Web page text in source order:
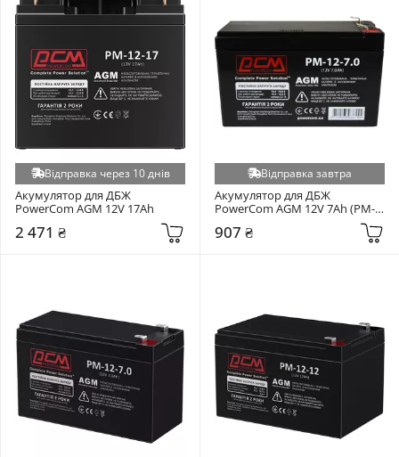
Відправка через 10 днів
Акумулятор для ДБЖ
PowerCom AGM 12V 17Ah
2 471 ₴
Відправка завтра
Акумулятор для ДБЖ
PowerCom AGM 12V 7Ah (PM-
907 ₴